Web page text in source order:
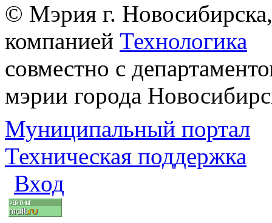
© Мэрия г.
компанией Технологика
совместно с
мэрии города
Муниципальный портал
Техническая поддержка
Вход